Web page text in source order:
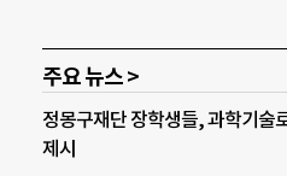
주요 뉴스 >
정몽구재단 장학생들, 과학기술
제시